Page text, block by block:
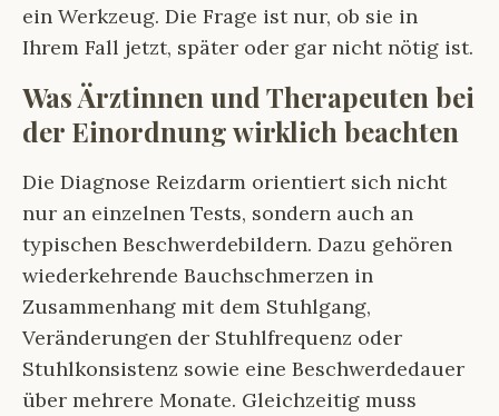
ein Werkzeug. Die Frage ist nur, ob sie in
Ihrem Fall jetzt, später oder gar nicht nötig ist.
Was Ärztinnen und Therapeuten bei
der Einordnung wirklich beachten
Die Diagnose Reizdarm orientiert sich nicht
nur an einzelnen Tests, sondern auch an
typischen Beschwerdebildern. Dazu gehören
wiederkehrende Bauchschmerzen in
Zusammenhang mit dem Stuhlgang,
Veränderungen der Stuhlfrequenz oder
Stuhlkonsistenz sowie eine Beschwerdedauer
über mehrere Monate. Gleichzeitig muss